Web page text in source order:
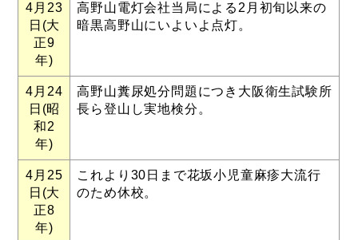
4月23
日(大
正9
年)
高野山電灯会社当局による2月初旬以来の
暗黒高野山にいよいよ点灯。
4月24
日(昭
和2
年)
高野山糞尿処分問題につき大阪衛生試験所
長ら登山し実地検分。
4月25
日(大
正8
年)
これより30日まで花坂小児童麻疹大流行
のため休校。